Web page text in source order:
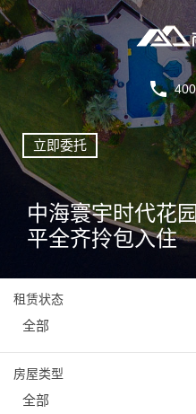
立即委托
中海寰宇时代花
平全齐拎包入住
租赁状态
全部
房屋类型
全部